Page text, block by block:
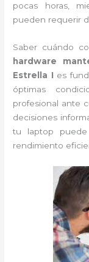
pocas horas,
pueden requerir
Saber cuándo
hardware
Estrella I es
óptimas
profesional ante
decisiones
tu laptop
rendimiento